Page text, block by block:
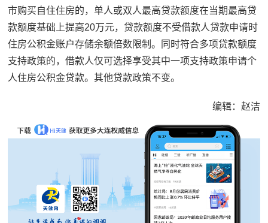
市购买自住住房的，单人或双人最高贷款额度在当期最高贷
款额度基础上提高20万元，贷款额度不受借款人贷款申请时
住房公积金账户存储余额倍数限制。同时符合多项贷款额度
支持政策的，借款人仅可选择享受其中一项支持政策申请个
人住房公积金贷款。其他贷款政策不变。
编辑：赵洁